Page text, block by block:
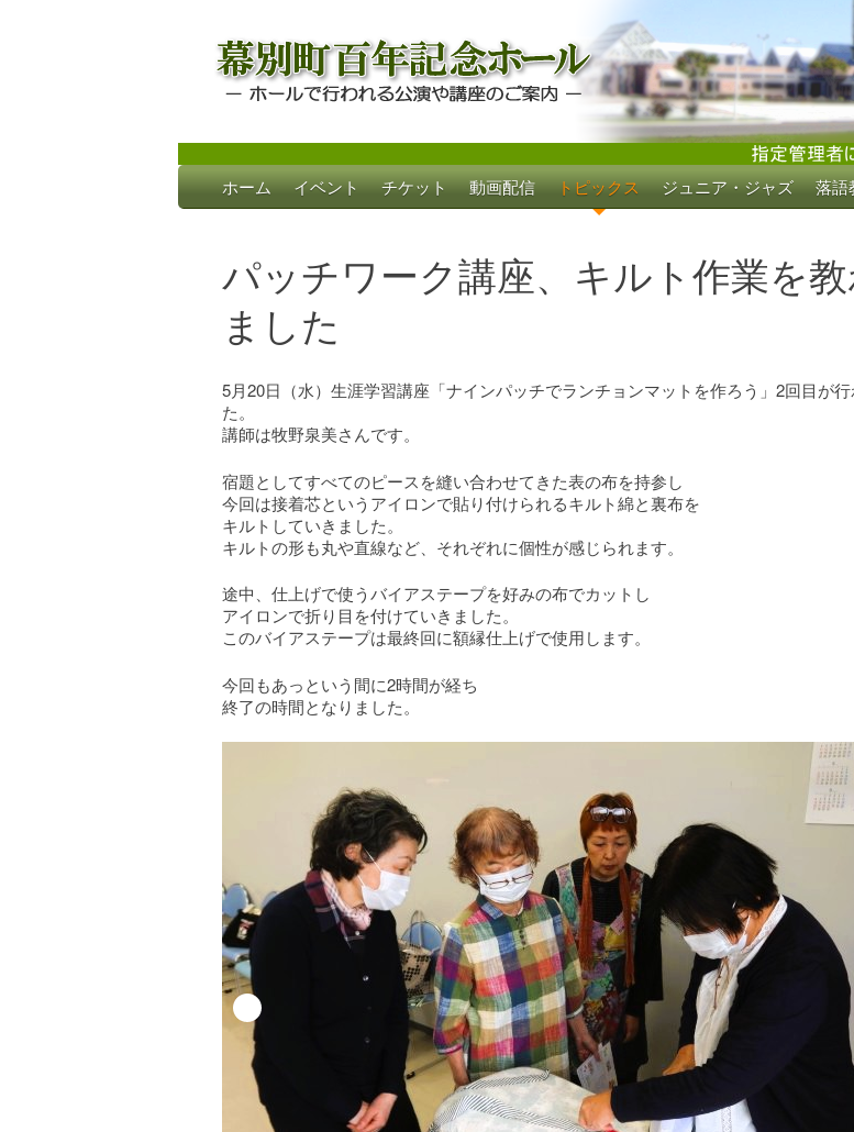
幕別町百年記念ホール
ホールで行われる公演や講座のご案内
Skip
to
ホーム イベント チケット 動画配信 トピックス ジュニア・ジャズ 落語
パッチワーク講座、キルト作業を教
ました
5月20日（水）生涯学習講座「ナインパッチでランチョンマットを作ろう」2回目が
た。
講師は牧野泉美さんです。
宿題としてすべてのピースを縫い合わせてきた表の布を持参し
今回は接着芯というアイロンで貼り付けられるキルト綿と裏布を
キルトしていきました。
キルトの形も丸や直線など、それぞれに個性が感じられます。
途中、仕上げで使うバイアステープを好みの布でカットし
アイロンで折り目を付けていきました。
このバイアステープは最終回に額縁仕上げで使用します。
今回もあっという間に2時間が経ち
終了の時間となりました。